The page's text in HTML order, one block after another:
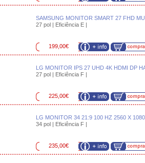
SAMSUNG MONITOR SMART 27 FHD
27 pol | Eficiência E |
199,00€
LG MONITOR IPS 27 UHD 4K HDMI DP
27 pol | Eficiência F |
225,00€
LG MONITOR 34 21:9 100 HZ 2560 X
34 pol | Eficiência F |
235,00€